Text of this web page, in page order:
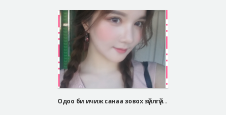
Одоо би ичиж санаа зовох зүйлгүй өөртөө итгэлтэй амьдарч байгаа